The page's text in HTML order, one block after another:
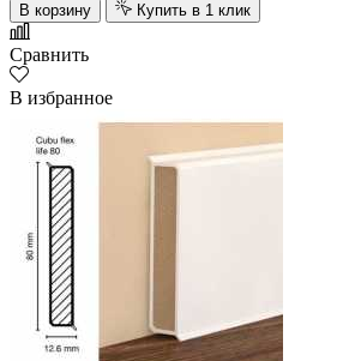
В корзину Купить в 1 клик
Сравнить
В избранное